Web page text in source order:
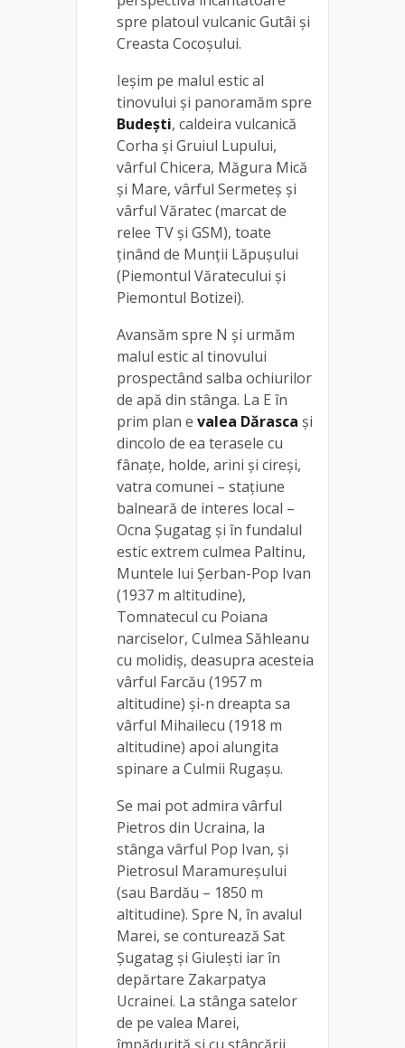
spre platoul vulcanic Gutâi şi
Creasta Cocoşului.
Ieşim pe malul estic al
tinovului și panoramăm spre
Budeşti, caldeira vulcanică
Corha şi Gruiul Lupului,
vârful Chicera, Măgura Mică
şi Mare, vârful Sermeteş și
vârful Văratec (marcat de
relee TV și GSM), toate
ţinând de Munţii Lăpuşului
(Piemontul Văratecului şi
Piemontul Botizei).
Avansăm spre N și urmăm
malul estic al tinovului
prospectând salba ochiurilor
de apă din stânga. La E în
prim plan e valea Dărasca și
dincolo de ea terasele cu
fânaţe, holde, arini şi cireşi,
vatra comunei – staţiune
balneară de interes local –
Ocna Şugatag şi în fundalul
estic extrem culmea Paltinu,
Muntele lui Şerban-Pop Ivan
(1937 m altitudine),
Tomnatecul cu Poiana
narciselor, Culmea Săhleanu
cu molidiş, deasupra acesteia
vârful Farcău (1957 m
altitudine) şi-n dreapta sa
vârful Mihailecu (1918 m
altitudine) apoi alungita
spinare a Culmii Rugaşu.
Se mai pot admira vârful
Pietros din Ucraina, la
stânga vârful Pop Ivan, şi
Pietrosul Maramureşului
(sau Bardău – 1850 m
altitudine). Spre N, în avalul
Marei, se conturează Sat
Şugatag şi Giuleşti iar în
depărtare Zakarpatya
Ucrainei. La stânga satelor
de pe valea Marei,